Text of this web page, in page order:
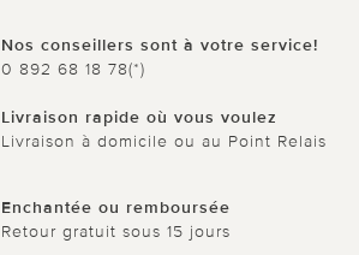
Nos conseillers sont à votre service!
0 892 68 18 78(*)
Livraison rapide où vous voulez
Livraison à domicile ou au Point Relais
Enchantée ou remboursée
Retour gratuit sous 15 jours